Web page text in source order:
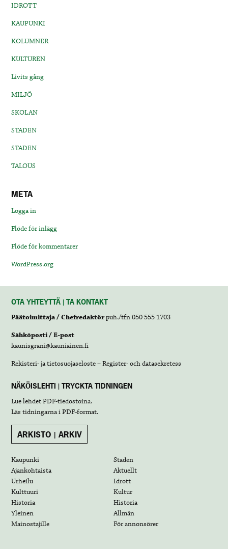
IDROTT
KAUPUNKI
KOLUMNER
KULTUREN
Livits gång
MILJÖ
SKOLAN
STADEN
STADEN
TALOUS
META
Logga in
Flöde för inlägg
Flöde för kommentarer
WordPress.org
OTA YHTEYTTÄ | TA KONTAKT
Päätoimittaja / Chefredaktörpuh./tfn 050 555 1703
Sähköposti / E-post
kaunisgrani@kauniainen.fi
Rekisteri- ja tietosuojaseloste – Register- och datasekretess
NÄKÖISLEHTI | TRYCKTA TIDNINGEN
Lue lehdetPDF-tiedostoina.
Läs tidningarna iPDF-format.
ARKISTO | ARKIV
Kaupunki
Staden
Ajankohtaista
Aktuellt
Urheilu
Idrott
Kulttuuri
Kultur
Historia
Historia
Yleinen
Allmän
Mainostajille
För annonsörer